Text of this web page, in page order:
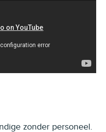
zonder personeel.